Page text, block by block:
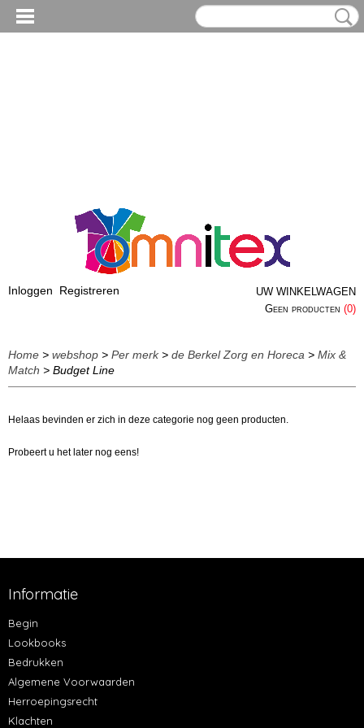
Inloggen Registreren
UW WINKELWAGEN
Geen producten (0)
Home > webshop > Per merk> de Berkel Zorg en Horeca > Mix &
Match > Budget Line
Helaas bevinden er zich in deze categorie nog geen producten.
Probeert u het later nog eens!
Informatie
Begin
Lookbooks
Bedrukken
Algemene Voorwaarden
Herroepingsrecht
Klachten